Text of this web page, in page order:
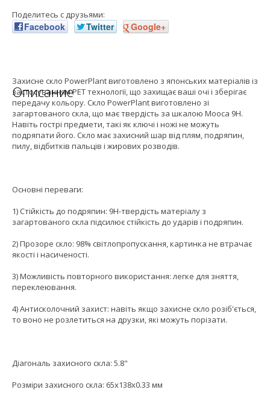
Поделитесь с друзьями:
Facebook Twitter Google+
Описание
Захисне скло PowerPlant виготовлено з японських матеріалів із
застосуванням PET технології, що захищає ваші очі і зберігає
передачу кольору. Скло PowerPlant виготовлено зі
загартованого скла, що має твердість за шкалою Мооса 9H.
Навіть гострі предмети, такі як ключі і ножі не можуть
подряпати його. Скло має захисний шар від плям, подряпин,
пилу, відбитків пальців і жирових розводів.
Основні переваги:
1) Стійкість до подряпин: 9H-твердість матеріалу з
загартованого скла підсилює стійкість до ударів і подряпин.
2) Прозоре скло: 98% світлопропускання, картинка не втрачає
якості і насиченості.
3) Можливість повторного використання: легке для зняття,
переклеювання.
4) Антисколочний захист: навіть якщо захисне скло розіб'ється,
то воно не розлетиться на друзки, які можуть порізати.
Діагональ захисного скла: 5.8"
Розміри захисного скла: 65x138x0.33 мм